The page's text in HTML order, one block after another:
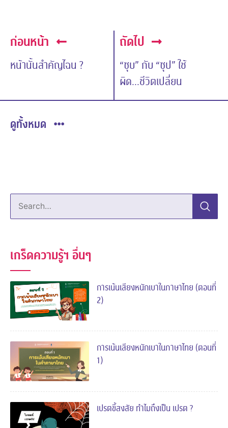
ก่อนหน้า
หน้านั้นสำคัญไฉน ?
ถัดไป
“ซุบ” กับ “ซุป” ใช้
ผิด...ชีวิตเปลี่ยน
ดูทั้งหมด
Search…
เกร็ดความรู้ฯ อื่นๆ
การเน้นเสียงหนักเบาในภาษาไทย (ตอนที่
2)
การเน้นเสียงหนักเบาในภาษาไทย (ตอนที่
1)
เปรตขี้สงสัย ทำไมถึงเป็น เปรต ?